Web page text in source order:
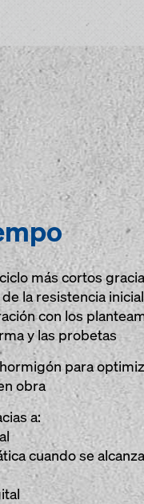
más cortos
la resistencia
con los
y las probetas
para
obra
a:
cuando se